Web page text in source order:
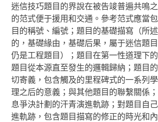
迷信技巧題目的界說在被告竣普遍共鳴
的范式便于援用和交通。參考范式應當
目的稱號、編號；題目的基礎描寫（所
的，基礎緣由，基礎后果，屬于迷信題
仍是工程題目）；題目在第一性道理下
題目從本源直至發生的邏輯歸納；題目
切寄義，包含觸及的里程碑式的一系列
理之后的意義；與其他題目的聯繫關係
息爭決計劃的汗青演進軌跡；對題目自
進軌跡，包含題目描寫的修正的時光和